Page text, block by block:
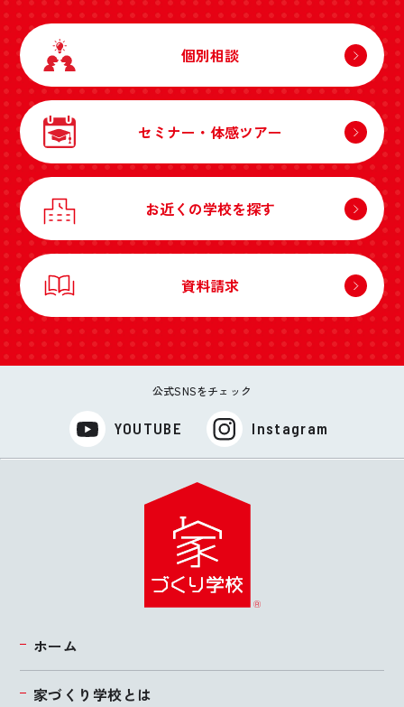
個別相談
セミナー・体感ツアー
お近くの学校を探す
資料請求
公式SNSをチェック
YOUTUBE Instagram
ホーム
家づくり学校とは